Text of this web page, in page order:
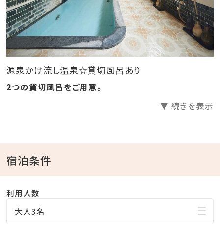
日本海の刺身を中心にお刺身を！
A.5500円(1～2名様)
B.8800円(3～4名様)
C.12100円(5～名様)
＊食事は食事処ご案内いたします～。
★━貸切風呂で源泉かけ流しの温泉を━★
42℃の温泉は湯船から出た後も体がポカポカ。
空いている時間にゆっくりお入りください。
源泉かけ流し温泉☆貸切風呂あり
2つの貸切風呂をご用意。
▼ 続きを表示
宿泊条件
利用人数
大人3名